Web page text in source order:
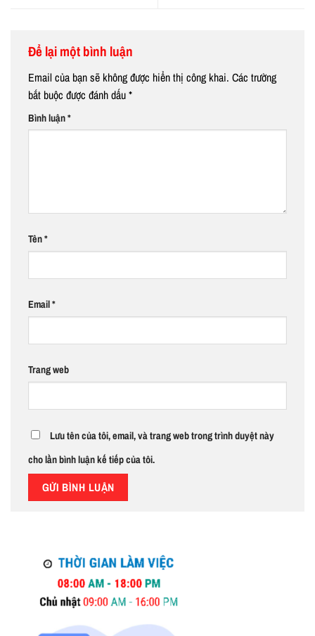
Để lại một bình luận
Email của bạn sẽ không được hiển thị công khai. Các trường
bắt buộc được đánh dấu*
Bình luận*
Tên*
Email*
Trang web
Lưu tên của tôi, email, và trang web trong trình duyệt này
cho lần bình luận kế tiếp của tôi.